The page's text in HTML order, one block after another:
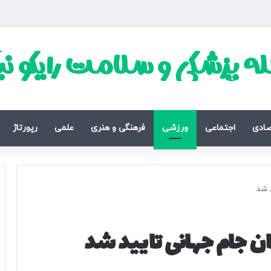
پزشکی و سلامت رایکو
اجتماعی ورزشی فرهنگی و هنری علمی رپورتاژ
شد
جام جهانی تایید شد